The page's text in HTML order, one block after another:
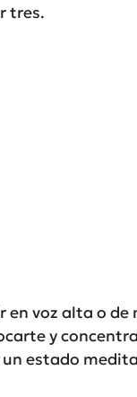
tres.
en voz alta o
y
estado